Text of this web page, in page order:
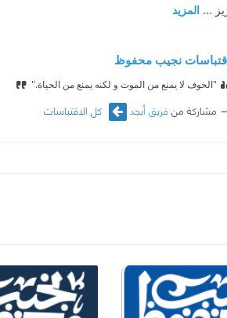
... المزيد
نجيب محفوظ
"الخوف لا يمنع من الموت و لكنه يمنع من الحياة."
مشاركة من فريق أبجد كل الاقتباسات